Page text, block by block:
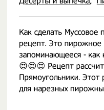
Как сделать
рецепт. Это пирожное
запоминающееся - как
😍😍😍 Рецепт
Прямоугольники.
для нарезных